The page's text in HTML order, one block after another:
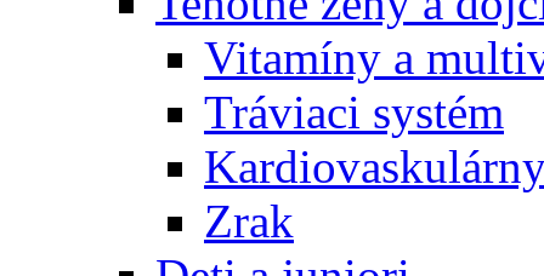
Vitamíny a
Tráviaci systém
Zrak